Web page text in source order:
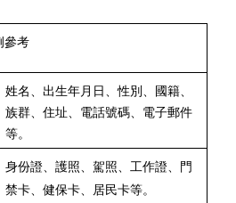
參考
姓名、出生年月日、性別、國籍、
族群、住址、電話號碼、電子郵件
等。
身份證、護照、駕照、工作證、門
禁卡、健保卡、居民卡等。